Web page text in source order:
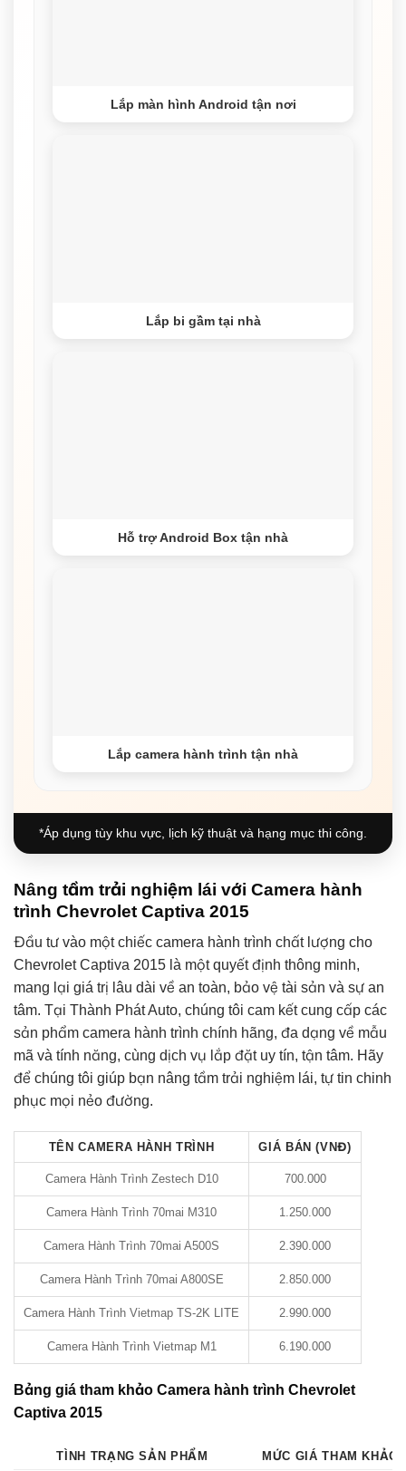
Lắp màn hình Android tận nơi
Lắp bi gầm tại nhà
Hỗ trợ Android Box tận nhà
Lắp camera hành trình tận nhà
*Áp dụng tùy khu vực, lịch kỹ thuật và hạng mục thi công.
Nâng tầm trải nghiệm lái với Camera hành
trình Chevrolet Captiva 2015
Đầu tư vào một chiếc camera hành trình chất lượng cho
Chevrolet Captiva 2015 là một quyết định thông minh,
mang lại giá trị lâu dài về an toàn, bảo vệ tài sản và sự an
tâm. Tại Thành Phát Auto, chúng tôi cam kết cung cấp các
sản phẩm camera hành trình chính hãng, đa dạng về mẫu
mã và tính năng, cùng dịch vụ lắp đặt uy tín, tận tâm. Hãy
để chúng tôi giúp bạn nâng tầm trải nghiệm lái, tự tin chinh
phục mọi nẻo đường.
TÊN CAMERA HÀNH TRÌNH GIÁ BÁN (VNĐ)
Camera Hành Trình Zestech D10 700.000
Camera Hành Trình 70mai M310 1.250.000
Camera Hành Trình 70mai A500S 2.390.000
Camera Hành Trình 70mai A800SE 2.850.000
Camera Hành Trình Vietmap TS-2K LITE 2.990.000
Camera Hành Trình Vietmap M1 6.190.000
Bảng giá tham khảo Camera hành trình Chevrolet
Captiva 2015
TÌNH TRẠNG SẢN PHẨM MỨC GIÁ THAM KHẢO